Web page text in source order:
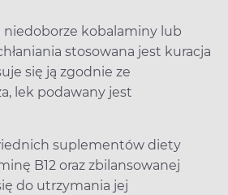
niedoborze kobalaminy lub
stosowana jest kuracja
się ją zgodnie ze
lek podawany jest
suplementów diety
B12 oraz zbilansowanej
do utrzymania jej